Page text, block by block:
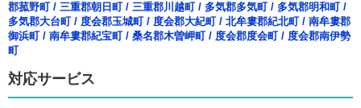
郡菰野町/ 三重郡朝日町/ 三重郡川越町/ 多気郡多気町/ 多気郡明和町/
多気郡大台町/ 度会郡玉城町/ 度会郡大紀町/ 北牟婁郡紀北町/ 南牟婁郡
御浜町/ 南牟婁郡紀宝町/ 桑名郡木曽岬町/ 度会郡度会町/ 度会郡南伊勢
町
対応サービス